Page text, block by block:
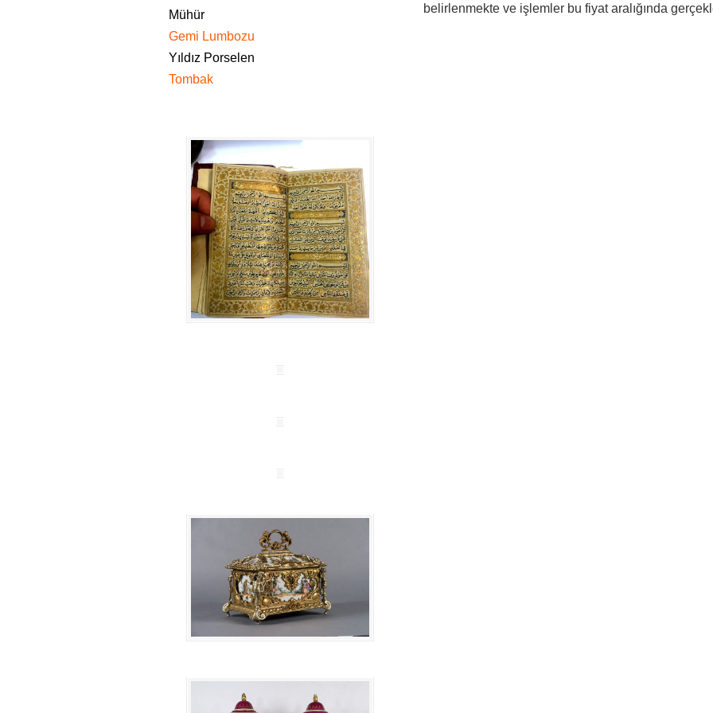
belirlenmekte ve işlemler bu fiyat aralığında
Mühür
Gemi Lumbozu
Yıldız Porselen
Tombak